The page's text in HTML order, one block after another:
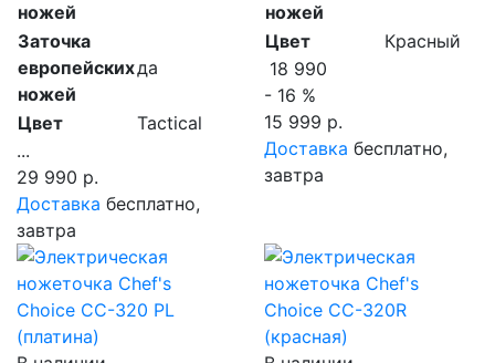
ножей
Заточка
европейских
ножей
да
Цвет
Tactical
...
29 990 р.
Доставка бесплатно,
завтра
ножей
Цвет
Красный
18 990
- 16 %
15 999 р.
Доставка бесплатно,
завтра